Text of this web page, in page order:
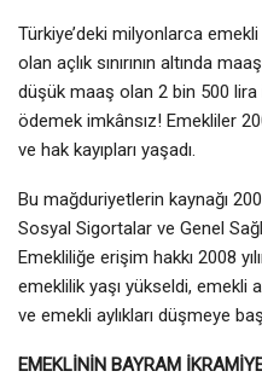
Türkiye’deki milyonlarca
olan açlık sınırının altında
düşük maaş olan 2 bin 500 lira
ödemek imkânsız! Emekliler
ve hak kayıpları yaşadı.
Bu mağduriyetlerin kaynağı
Sosyal Sigortalar ve Genel
Emekliliğe erişim hakkı 2008
emeklilik yaşı yükseldi, emekli
ve emekli aylıkları düşmeye
EMEKLİNİN BAYRAM